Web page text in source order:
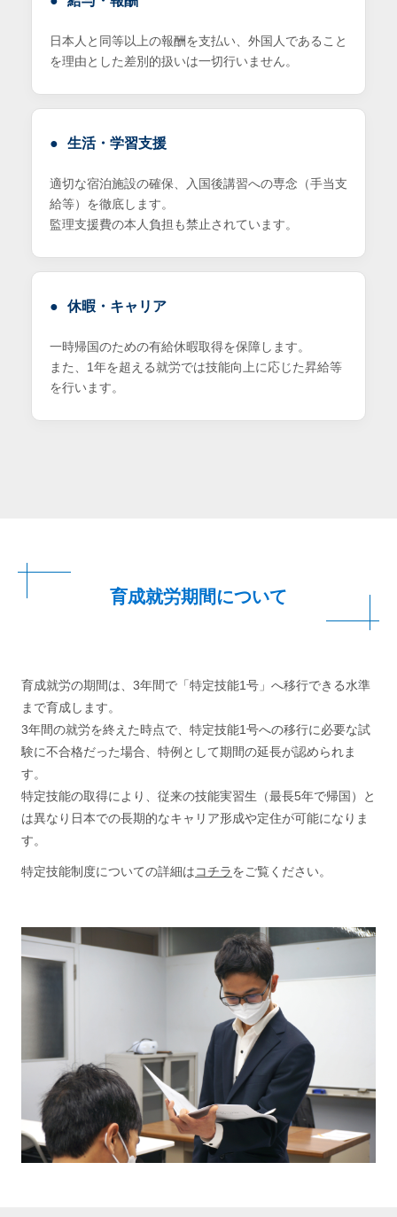
日本人と同等以上の報酬を支払い、外国人であること
を理由とした差別的扱いは一切行いません。
生活・学習支援
適切な宿泊施設の確保、入国後講習への専念（手当支
給等）を徹底します。
監理支援費の本人負担も禁止されています。
休暇・キャリア
一時帰国のための有給休暇取得を保障します。
また、1年を超える就労では技能向上に応じた昇給等
を行います。
育成就労期間について
育成就労の期間は、3年間で「特定技能1号」へ移行できる水準
まで育成します。
3年間の就労を終えた時点で、特定技能1号への移行に必要な試
験に不合格だった場合、特例として期間の延長が認められま
す。
特定技能の取得により、従来の技能実習生（最長5年で帰国）と
は異なり日本での長期的なキャリア形成や定住が可能になりま
す。
特定技能制度についての詳細はコチラをご覧ください。